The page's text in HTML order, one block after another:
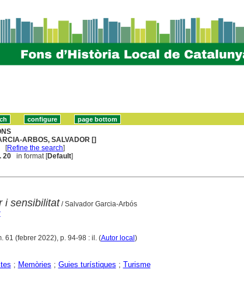
ARBOS, SALVADOR []
[Refine the search]
20 in format [Default]
i sensibilitat/ Salvador Garcia-Arbós
61 (febrer 2022), p. 94-98 : il. (Autor local)
; Memòries ; Guies turístiques ; Turisme